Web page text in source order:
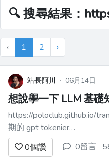
🔍 搜尋結果：
‹ 1 2 ›
站長阿川 · 06月14日
想說學一下 LLM 基礎
https://poloclub.github.io/
期的 gpt tokenier
https://github.com/kaisugi/
文的部分也少少的 鳥鳥的
0個讚 0留言